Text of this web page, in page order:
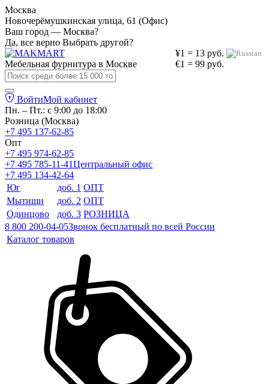
Москва
Новочерёмушкинская улица, 61 (Офис)
Ваш город — Москва?
Да, все верно Выбрать другой?
¥1 = 13 руб.
€1 = 99 руб.
Мебельная фурнитура в Москве
ВойтиМой кабинет
Пн. – Пт.: с 9:00 до 18:00
Розница (Москва)
+7 495 137-62-85
Опт
+7 495 974-62-85
+7 495 785-11-41Центральный офис
+7 495 134-42-64
Юг
доб. 1 ОПТ
Мытищи
доб. 2 ОПТ
Одинцово
доб. 3 РОЗНИЦА
8 800 200-04-05Звонок бесплатный по всей России
Каталог товаров